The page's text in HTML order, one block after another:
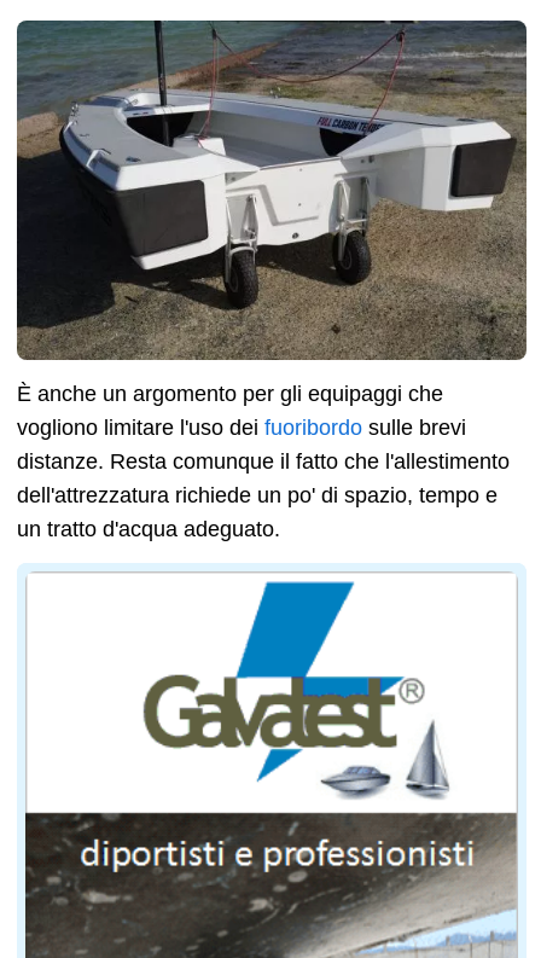
È anche un argomento per gli equipaggi che
vogliono limitare l'uso dei fuoribordo sulle brevi
distanze. Resta comunque il fatto che l'allestimento
dell'attrezzatura richiede un po' di spazio, tempo e
un tratto d'acqua adeguato.